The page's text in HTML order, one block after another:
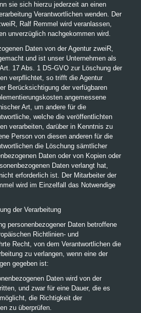
sie sich hierzu jederzeit an einen
Verantwortlichen wenden. Der
Ralf Remmel wird veranlassen,
unverzüglich nachgekommen wird.
Daten von der Agentur zweiR,
und ist unser Unternehmen als
17 Abs. 1 DS-GVO zur Löschung der
verpflichtet, so trifft die Agentur
Berücksichtigung der verfügbaren
angemessene
Art, um andere für die
welche die veröffentlichten
verarbeiten, darüber in Kenntnis zu
Person von diesen anderen für die
die Löschung sämtlicher
Daten oder von Kopien oder
Daten verlangt hat,
erforderlich ist. Der Mitarbeiter der
wird im Einzelfall das Notwendige
der Verarbeitung
personenbezogener Daten betroffene
Richtlinien- und
Recht, von dem Verantwortlichen die
zu verlangen, wenn eine der
gegeben ist:
Daten wird von der
und zwar für eine Dauer, die es
die Richtigkeit der
zu überprüfen.